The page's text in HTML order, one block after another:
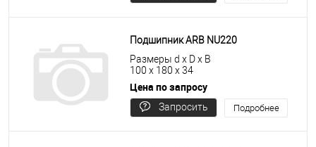
Подшипник ARB NU220
Размеры d x D x B
100 x 180 x 34
Цена по запросу
Запросить
Подробнее